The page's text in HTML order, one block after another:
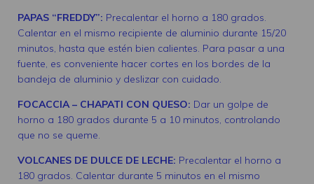
PAPAS “FREDDY”: Precalentar el horno a 180 grados.
Calentar en el mismo recipiente de aluminio durante 15/20
minutos, hasta que estén bien calientes. Para pasar a una
fuente, es conveniente hacer cortes en los bordes de la
bandeja de aluminio y deslizar con cuidado.
FOCACCIA – CHAPATI CON QUESO: Dar un golpe de
horno a 180 grados durante 5 a 10 minutos, controlando
que no se queme.
VOLCANES DE DULCE DE LECHE: Precalentar el horno a
180 grados. Calentar durante 5 minutos en el mismo